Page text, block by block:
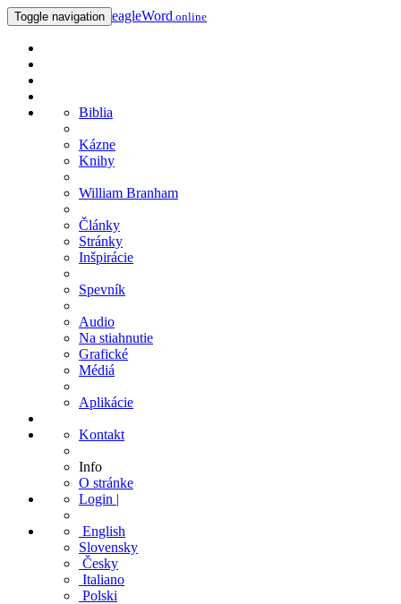
Toggle navigation eagleWord.online
Biblia
Kázne
Knihy
William Branham
Články
Stránky
Inšpirácie
Spevník
Audio
Na stiahnutie
Grafické
Médiá
Aplikácie
Kontakt
Info
O stránke
Login |
English
Slovensky
Česky
Italiano
Polski